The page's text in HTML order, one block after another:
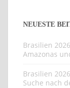
NEUESTE
Brasilien
Amazonas
Brasilien
Suche nach